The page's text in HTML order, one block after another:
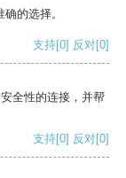
的选择。
支持[0] 反对[0]
全性的连接，并帮
支持[0] 反对[0]